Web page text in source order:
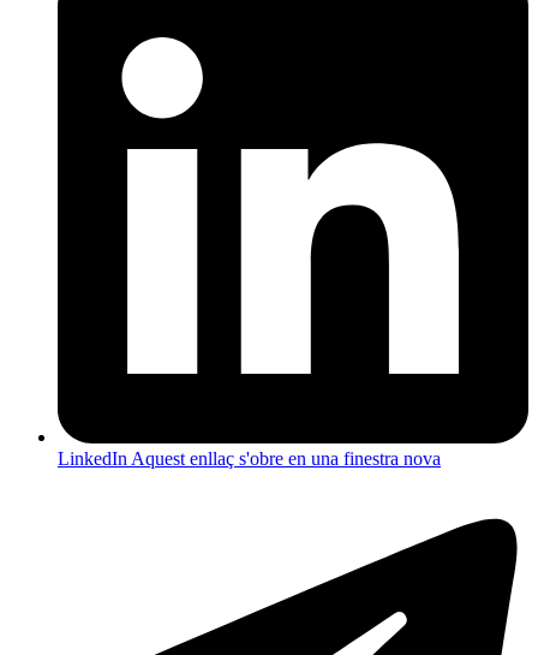
LinkedInAquest enllaç s'obre en una finestra nova